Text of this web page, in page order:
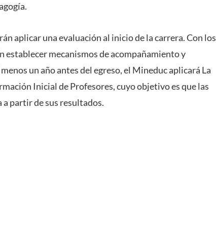
aplicar una evaluación al inicio de la carrera. Con los
establecer mecanismos de acompañamiento y
un año antes del egreso, el Mineduc aplicará La
Inicial de Profesores, cuyo objetivo es que las
partir de sus resultados.